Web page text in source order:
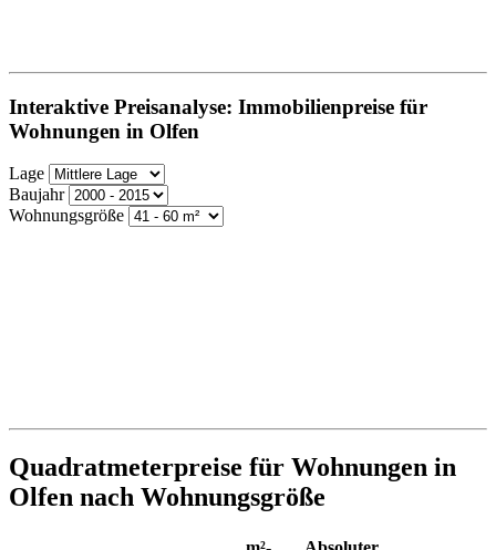
Interaktive Preisanalyse: Immobilienpreise für
Wohnungen in Olfen
Lage
Baujahr
Wohnungsgröße
Quadratmeterpreise für Wohnungen in
Olfen nach Wohnungsgröße